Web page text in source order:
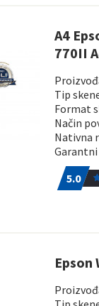
A4
770II
Tip
Format
Način
Nativna
Garantni
5.01
5.0
Epson